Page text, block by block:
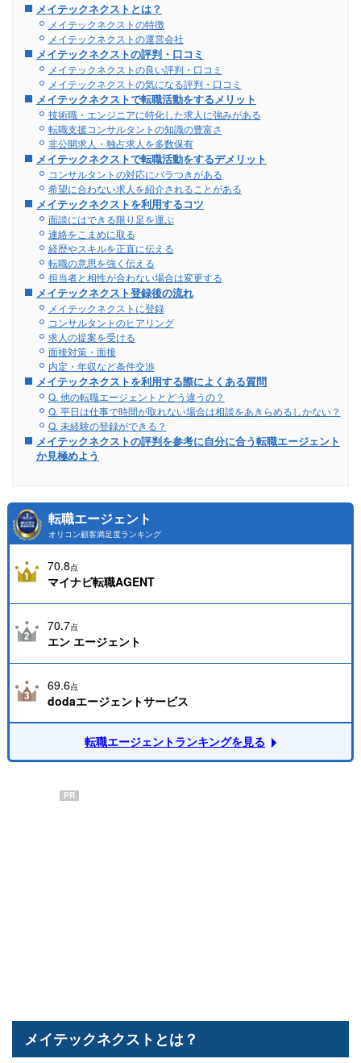
メイテックネクストとは？
メイテックネクストの特徴
メイテックネクストの運営会社
メイテックネクストの評判・口コミ
メイテックネクストの良い評判・口コミ
メイテックネクストの気になる評判・口コミ
メイテックネクストで転職活動をするメリット
技術職・エンジニアに特化した求人に強みがある
転職支援コンサルタントの知識の豊富さ
非公開求人・独占求人を多数保有
メイテックネクストで転職活動をするデメリット
コンサルタントの対応にバラつきがある
希望に合わない求人を紹介されることがある
メイテックネクストを利用するコツ
面談にはできる限り足を運ぶ
連絡をこまめに取る
経歴やスキルを正直に伝える
転職の意思を強く伝える
担当者と相性が合わない場合は変更する
メイテックネクスト登録後の流れ
メイテックネクストに登録
コンサルタントのヒアリング
求人の提案を受ける
面接対策・面接
内定・年収など条件交渉
メイテックネクストを利用する際によくある質問
Q. 他の転職エージェントとどう違うの？
Q. 平日は仕事で時間が取れない場合は相談をあきらめるしかない？
Q. 未経験の登録ができる？
メイテックネクストの評判を参考に自分に合う転職エージェント
か見極めよう
転職エージェント
オリコン顧客満足度ランキング
70.8点
マイナビ転職AGENT
70.7点
エン エージェント
69.6点
dodaエージェントサービス
転職エージェントランキングを見る
PR
メイテックネクストとは？